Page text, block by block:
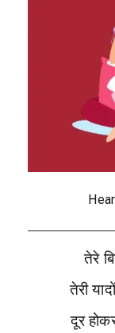
तेरे
तेरी
दूर